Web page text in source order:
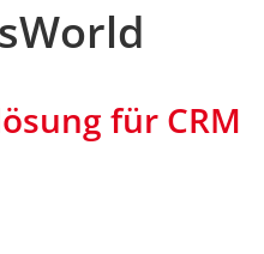
für CRM